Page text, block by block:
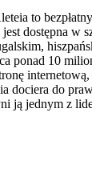
to
dostępna w
ponad 10
dociera do
ją jednym z